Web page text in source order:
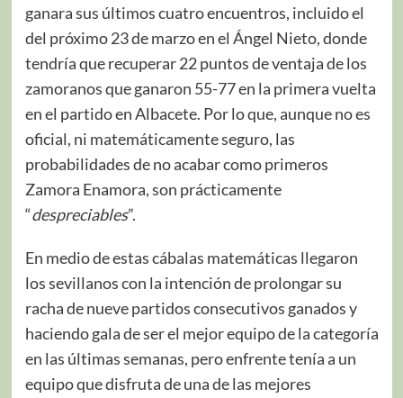
ganara sus últimos cuatro encuentros, incluido el
del próximo 23 de marzo en el Ángel Nieto, donde
tendría que recuperar 22 puntos de ventaja de los
zamoranos que ganaron 55-77 en la primera vuelta
en el partido en Albacete. Por lo que, aunque no es
oficial, ni matemáticamente seguro, las
probabilidades de no acabar como primeros
Zamora Enamora, son prácticamente
“despreciables”.
En medio de estas cábalas matemáticas llegaron
los sevillanos con la intención de prolongar su
racha de nueve partidos consecutivos ganados y
haciendo gala de ser el mejor equipo de la categoría
en las últimas semanas, pero enfrente tenía a un
equipo que disfruta de una de las mejores